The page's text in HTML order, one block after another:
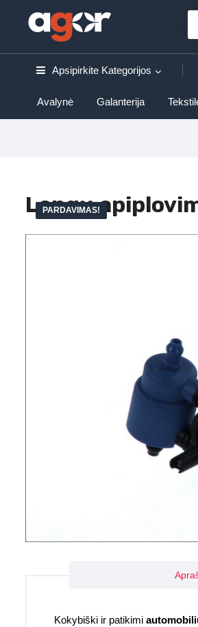
Apsipirkite Kategorijos
Avalynė Galanterija
Langų
PARDAVIMAS!
Kokybiški ir patikimi